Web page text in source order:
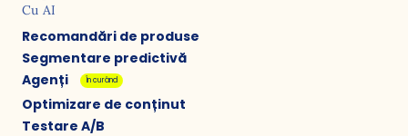
Cu AI
Recomandări de produse
Segmentare predictivă
Agenți
În curând
Optimizare de conținut
Testare A/B